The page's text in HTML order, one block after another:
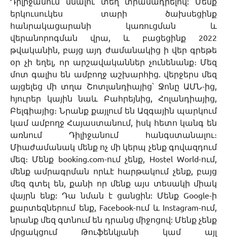
երկուսուկես տարի ծախսեցինք
հանրակացարանի կառուցման և
վերանորոգման վրա, և բացեցինք 2022
թվականին, բայց այդ ժամանակից ի վեր գրեթե
օր չի եղել, որ արշավականներ չունենանք։ Մեզ
մոտ գալիս են ամբողջ աշխարհից. վերջերս մեզ
այցելեց մի տղա Շոտլանդիայից՝ Ջոնը ԱՄՆ-ից,
հյուրեր կային նաև Բահրեյնից, Հոլանդիայից,
Բելգիայից։ Նրանք քայլում են Ազգային պարկում
կամ ամբողջ Հայաստանում, իսկ հետո կանգ են
առնում Դիլիջանում հանգստանալու։
Միաժամանակ մենք ոչ մի կերպ չենք գովազդում
մեզ։ Մենք booking.com-ում չենք, Hostel World-ում,
մենք ամրագրման որևէ հարթակում չենք, բայց
մեզ գտել են, քանի որ մենք այս տեսակի միակ
վայրն ենք: Դա նման է ցանցին: Մենք Google-ի
քարտեզներում ենք, Facebook-ում և Instagram-ում,
նրանք մեզ գտնում են դրանց միջոցով: Մենք չենք
մրցակցում Թուֆենկյանի կամ այլ